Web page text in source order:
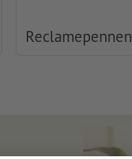
Reclamepennen